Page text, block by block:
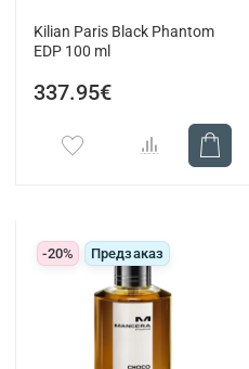
Kilian Paris Black Phantom
EDP 100 ml
337.95€
-20% Предзаказ